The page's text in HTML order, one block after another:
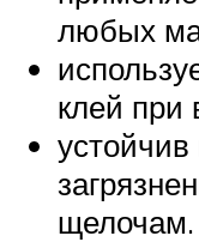
любых
клей при
щелочам.